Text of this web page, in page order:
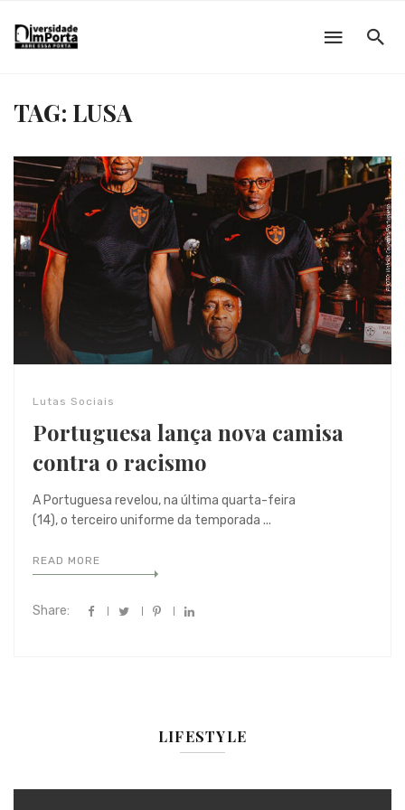
TAG: LUSA
Lutas Sociais
Portuguesa lança nova camisa
contra o racismo
A Portuguesa revelou, na última quarta-feira
(14), o terceiro uniforme da temporada ...
READ MORE
Share:
LIFESTYLE